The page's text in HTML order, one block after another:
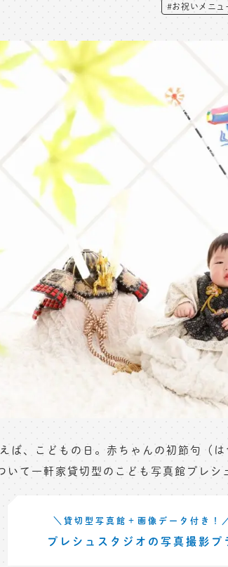
#お祝いメニュ
ば、こどもの日。赤ちゃんの初節句（
いて一軒家貸切型のこども写真館プレシ
＼貸切型写真館＋画像データ付き！
プレシュスタジオの写真撮影プ